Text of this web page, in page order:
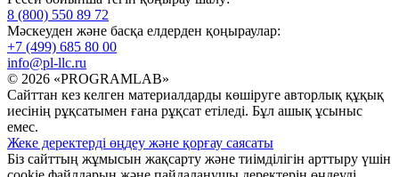
8 (800) 550 89 72
Мәскеуден және басқа елдерден қоңыраулар:
+7 (499) 685 80 00
info@pl-llc.ru
© 2026 «PROGRAMLAB»
Сайттан кез келген материалдарды көшіруге авторлық құқық
иесінің рұқсатымен ғана рұқсат етіледі. Бұл ашық ұсыныс
емес.
Жеке деректерді өңдеу және қорғау саясаты
Біз сайттың жұмысын жақсарту және тиімділігін арттыру үшін